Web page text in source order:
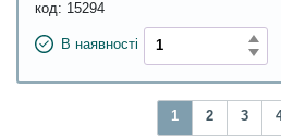
код: 15294
В наявності
1 2 3